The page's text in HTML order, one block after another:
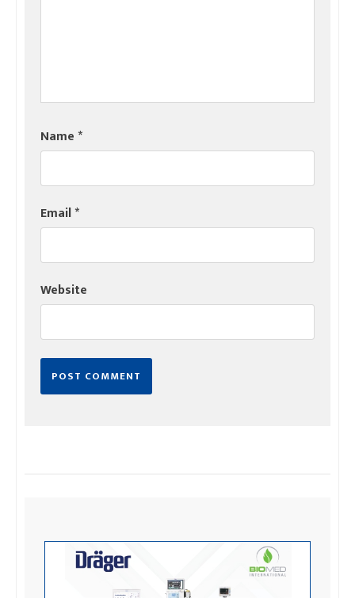
Name*
Email*
Website